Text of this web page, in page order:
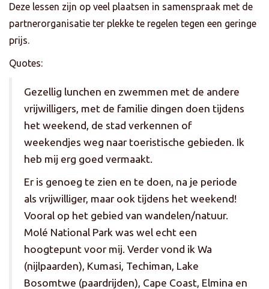
Deze lessen zijn op veel plaatsen in samenspraak met de
partnerorganisatie ter plekke te regelen tegen een geringe
prijs.
Quotes:
Gezellig lunchen en zwemmen met de andere
vrijwilligers, met de familie dingen doen tijdens
het weekend, de stad verkennen of
weekendjes weg naar toeristische gebieden. Ik
heb mij erg goed vermaakt.
Er is genoeg te zien en te doen, na je periode
als vrijwilliger, maar ook tijdens het weekend!
Vooral op het gebied van wandelen/natuur.
Molé National Park was wel echt een
hoogtepunt voor mij. Verder vond ik Wa
(nijlpaarden), Kumasi, Techiman, Lake
Bosomtwe (paardrijden), Cape Coast, Elmina en